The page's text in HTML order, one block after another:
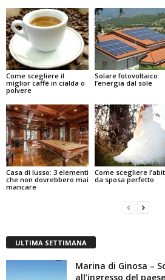
Come scegliere il
miglior caffè in cialda o
polvere
Solare fotovoltaico:
l’energia dal sole
Casa di lusso: 3 elementi
che non dovrebbero mai
mancare
Come scegliere
da sposa perfetto
ULTIMA SETTIMANA
Marina di Ginosa –
all’ingresso del paese